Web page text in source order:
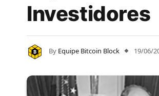
Investidores
By Equipe Bitcoin Block 19/06/